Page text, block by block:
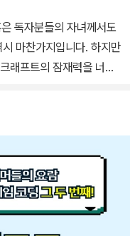
최하였으며 2021년에는
마인크래프트를 활용한
을 돕기 위한 새로운 프
래프트 미니게임 만들기
독자분들의 자녀께서도
마찬가지입니다. 하지만
래프트의 잠재력을 너무
선한 충격으로 다가왔습
게임들과 비교하자면
작했고, 저는 이내 마인크
그래픽은 오히려 풍부한